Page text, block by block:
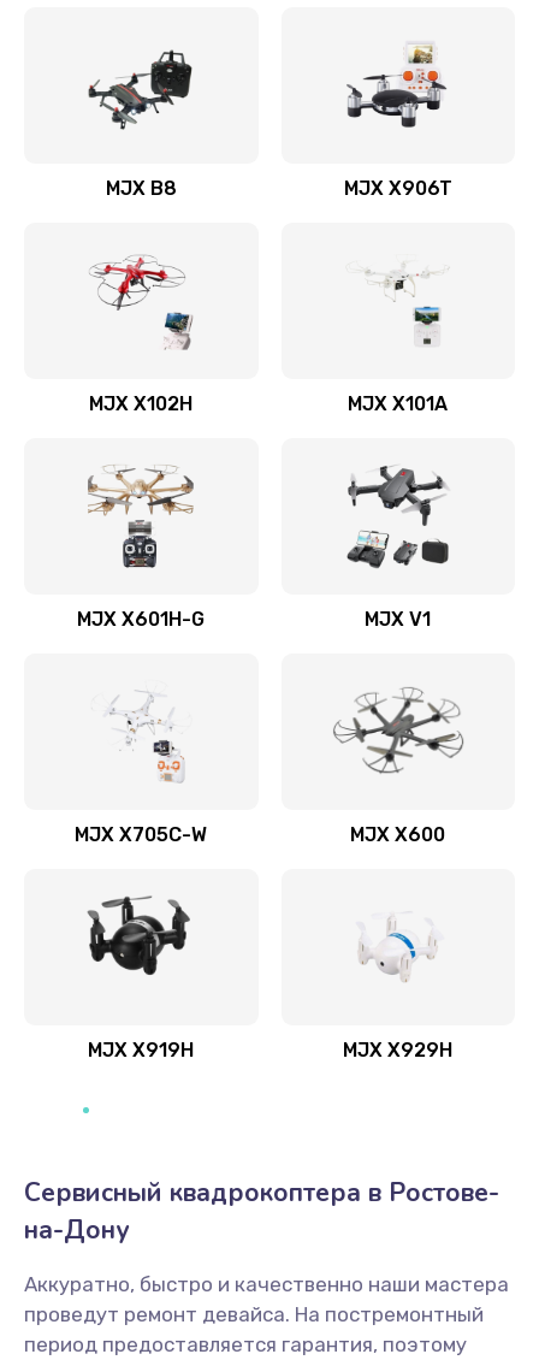
MJX B8 MJX X906T
MJX X102H MJX X101A
MJX X601H-G MJX V1
MJX X705C-W MJX X600
MJX X919H MJX X929H
Сервисный квадрокоптера в Ростове-
на-Дону
Аккуратно, быстро и качественно наши мастера
проведут ремонт девайса. На постремонтный
период предоставляется гарантия, поэтому